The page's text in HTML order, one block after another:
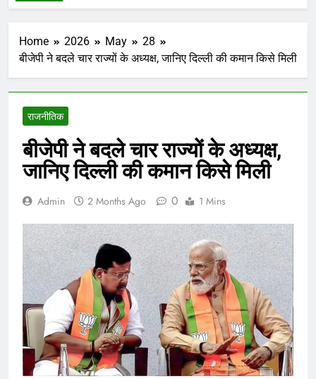
Home 2026 May
28
बीजेपी ने बदले चार राज्यों के अध्यक्ष, जानिए दिल्ली की कमान किसे मिली
राजनीतिक
बीजेपी ने बदले चार राज्यों के अध्यक्ष,
जानिए दिल्ली की कमान किसे मिली
Admin 2 Months Ago 0 1 Mins